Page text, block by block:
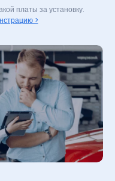
платы за установку.
>